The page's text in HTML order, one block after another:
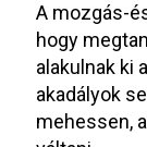
A mozgás-
hogy
alakulnak ki
akadályok
mehessen,